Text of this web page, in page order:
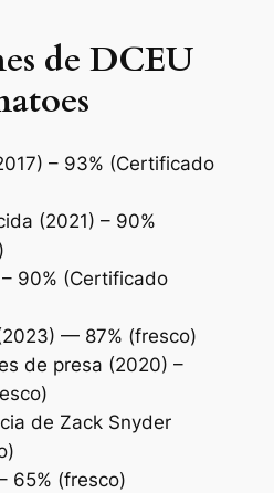
de DCEU
– 93% (Certificado
(2021) – 90%
90% (Certificado
— 87% (fresco)
de presa (2020) –
de Zack Snyder
65% (fresco)